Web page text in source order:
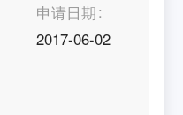
申请日期
2017-06-02